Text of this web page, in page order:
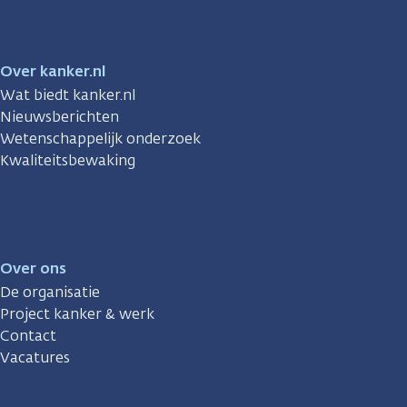
Over kanker.nl
Wat biedt kanker.nl
Nieuwsberichten
Wetenschappelijk onderzoek
Kwaliteitsbewaking
Over ons
De organisatie
Project kanker & werk
Contact
Vacatures